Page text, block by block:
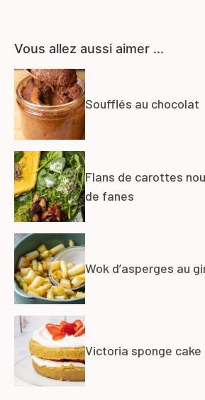
Vous allez aussi aimer ...
Soufflés au chocolat
Flans de carottes
de fanes
Wok d’asperges au
Victoria sponge